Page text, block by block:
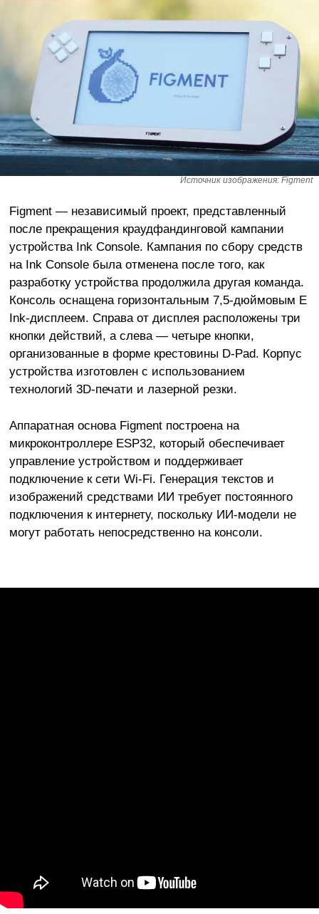
Источник изображения: Figment
Figment — независимый проект, представленный
после прекращения краудфандинговой кампании
устройства Ink Console. Кампания по сбору средств
на Ink Console была отменена после того, как
разработку устройства продолжила другая команда.
Консоль оснащена горизонтальным 7,5-дюймовым E
Ink-дисплеем. Справа от дисплея расположены три
кнопки действий, а слева — четыре кнопки,
организованные в форме крестовины D-Pad. Корпус
устройства изготовлен с использованием
технологий 3D-печати и лазерной резки.
Аппаратная основа Figment построена на
микроконтроллере ESP32, который обеспечивает
управление устройством и поддерживает
подключение к сети Wi-Fi. Генерация текстов и
изображений средствами ИИ требует постоянного
подключения к интернету, поскольку ИИ-модели не
могут работать непосредственно на консоли.